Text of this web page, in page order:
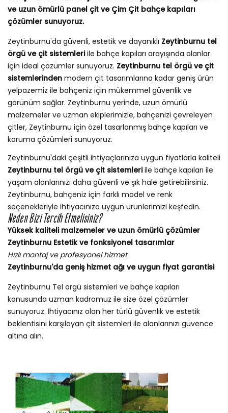
ve uzun ömürlü panel çit ve Çim Çit bahçe kapıları
çözümler sunuyoruz.
Zeytinburnu'da güvenli, estetik ve dayanıklı Zeytinburnu tel
örgü ve çit sistemleriile bahçe kapıları arayışında olanlar
için ideal çözümler sunuyoruz. Zeytinburnu tel örgü ve çit
sistemlerinden modern çit tasarımlarına kadar geniş ürün
yelpazemiz ile bahçeniz için mükemmel güvenlik ve
görünüm sağlar. Zeytinburnu yerinde, uzun ömürlü
malzemeler ve uzman ekiplerimizle, bahçenizi çevreleyen
çitler, Zeytinburnu için özel tasarlanmış bahçe kapıları ve
koruma çözümleri sunuyoruz.
Zeytinburnu'daki çeşitli ihtiyaçlarınıza uygun fiyatlarla kaliteli
Zeytinburnu tel örgü ve çit sistemleriile bahçe kapıları ile
yaşam alanlarınızı daha güvenli ve şık hale getirebilirsiniz.
Zeytinburnu, bahçeniz için farklı model ve renk
seçenekleriyle ihtiyacınıza uygun ürünlerimizi keşfedin.
Neden Bizi Tercih Etmelisiniz?
Yüksek kaliteli malzemeler ve uzun ömürlü çözümler
Zeytinburnu Estetik ve fonksiyonel tasarımlar
Hızlı montaj ve profesyonel hizmet
Zeytinburnu'da geniş hizmet ağı ve uygun fiyat garantisi
Zeytinburnu Tel örgü sistemleri ve bahçe kapıları
konusunda uzman kadromuz ile size özel çözümler
sunuyoruz. İhtiyacınız olan her türlü güvenlik ve estetik
beklentisini karşılayan çit sistemleri ile alanlarınızı güvence
altına alın.